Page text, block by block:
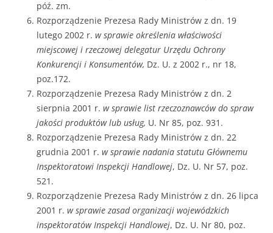
póź. zm.
Rozporządzenie Prezesa Rady Ministrów z dn. 19
lutego 2002 r. w sprawie określenia właściwości
miejscowej i rzeczowej delegatur Urzędu Ochrony
Konkurencji i Konsumentów, Dz. U. z 2002 r., nr 18,
poz.172.
Rozporządzenie Prezesa Rady Ministrów z dn. 2
sierpnia 2001 r. w sprawie list rzeczoznawców do spraw
jakości produktów lub usług, U. Nr 85, poz. 931.
Rozporządzenie Prezesa Rady Ministrów z dn. 22
grudnia 2001 r. w sprawie nadania statutu Głównemu
Inspektoratowi Inspekcji Handlowej, Dz. U. Nr 57, poz.
521.
Rozporządzenie Prezesa Rady Ministrów z dn. 26 lipca
2001 r. w sprawie zasad organizacji wojewódzkich
inspektoratów Inspekcji Handlowej, Dz. U. Nr 80, poz.